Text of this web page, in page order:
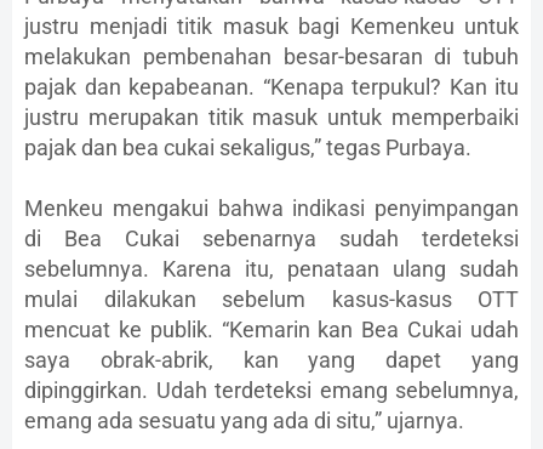
justru menjadi titik masuk bagi Kemenkeu untuk
melakukan pembenahan besar-besaran di tubuh
pajak dan kepabeanan. “Kenapa terpukul? Kan itu
justru merupakan titik masuk untuk memperbaiki
pajak dan bea cukai sekaligus,” tegas Purbaya.
Menkeu mengakui bahwa indikasi penyimpangan
di Bea Cukai sebenarnya sudah terdeteksi
sebelumnya. Karena itu, penataan ulang sudah
mulai dilakukan sebelum kasus-kasus OTT
mencuat ke publik. “Kemarin kan Bea Cukai udah
saya obrak-abrik, kan yang dapet yang
dipinggirkan. Udah terdeteksi emang sebelumnya,
emang ada sesuatu yang ada di situ,” ujarnya.